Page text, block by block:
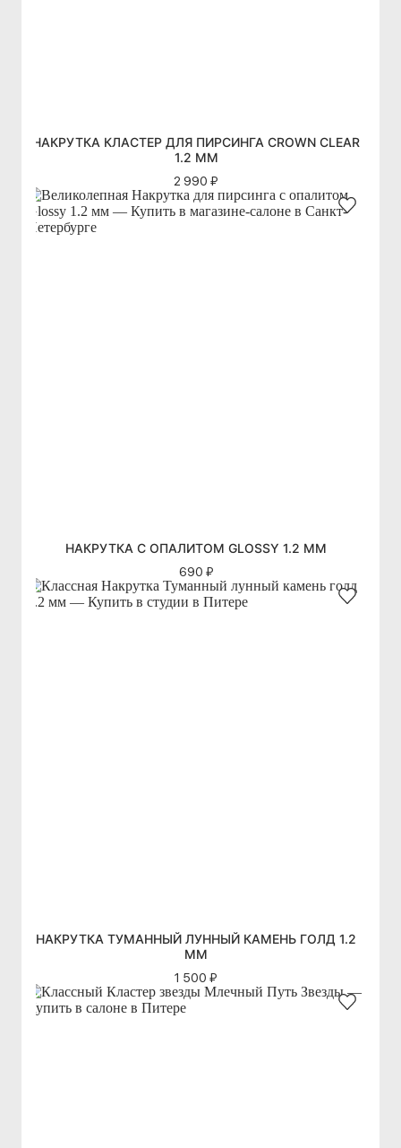
НАКРУТКА КЛАСТЕР ДЛЯ ПИРСИНГА CROWN CLEAR
1.2 ММ
2 990 ₽
НАКРУТКА С ОПАЛИТОМ GLOSSY 1.2 ММ
690 ₽
НАКРУТКА ТУМАННЫЙ ЛУННЫЙ КАМЕНЬ ГОЛД 1.2
ММ
1 500 ₽